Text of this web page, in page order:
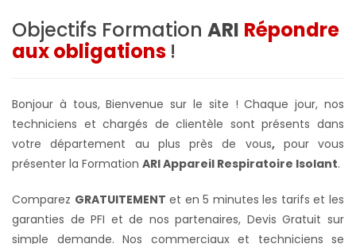
Objectifs Formation ARI Répondre
aux obligations !
Bonjour à tous, Bienvenue sur le site ! Chaque jour, nos
techniciens et chargés de clientèle sont présents dans
votre département au plus près de vous,pour vous
présenter la Formation ARI Appareil Respiratoire Isolant.
Comparez GRATUITEMENT et en 5 minutes les tarifs et les
garanties de PFI et de nos partenaires, Devis Gratuit sur
simple demande. Nos commerciaux et techniciens se